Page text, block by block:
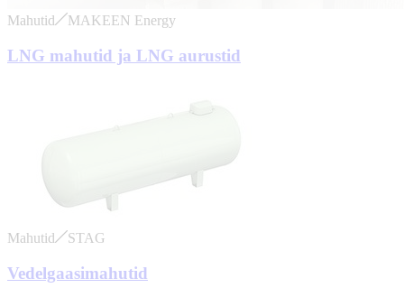
Mahutid MAKEEN Energy
LNG mahutid ja LNG aurustid
Mahutid STAG
Vedelgaasimahutid